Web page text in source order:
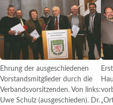
Ehrung der ausgeschiedenen
Vorstandsmitglieder durch die
Verbandsvorsitzenden. Von links:
Uwe Schulz (ausgeschieden). Dr.